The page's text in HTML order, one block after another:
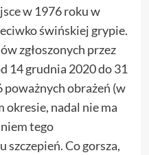
w 1976 roku w
świńskiej grypie.
zgłoszonych przez
14 grudnia 2020 do 31
obrażeń (w
okresie, nadal nie ma
tego
Co gorsza,